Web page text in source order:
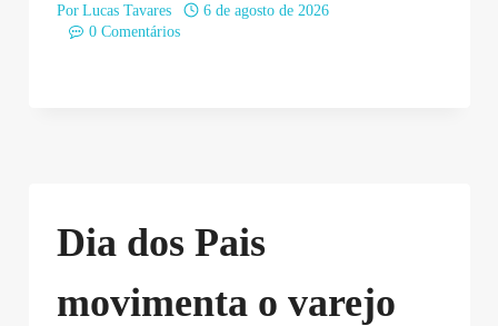
Por Lucas Tavares
6 de agosto de 2026
0 Comentários
Dia dos Pais
movimenta o varejo